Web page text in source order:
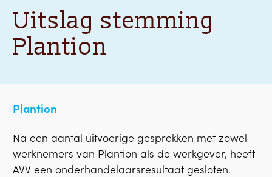
Uitslag stemming
Plantion
Plantion
Na een aantal uitvoerige gesprekken met zowel
werknemers van Plantion als de werkgever, heeft
AVV een onderhandelaarsresultaat gesloten.